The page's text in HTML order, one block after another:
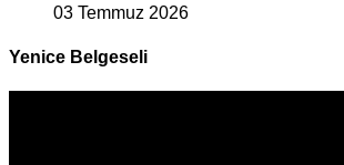
03 Temmuz 2026
Yenice Belgeseli